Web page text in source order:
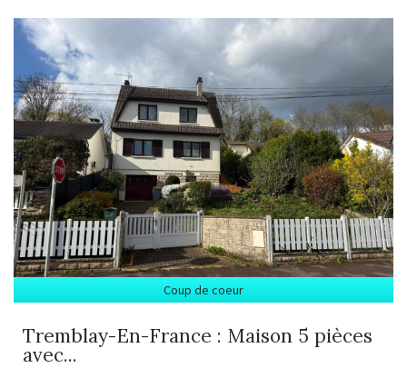
Coup de coeur
Tremblay-En-France : Maison 5 pièces
avec...